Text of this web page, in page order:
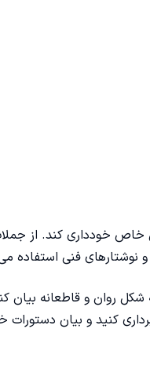
خودداری کند. از
و نوشتارهای فنی استفاده
روان و قاطعانه بیان
کنید و بیان دستورات